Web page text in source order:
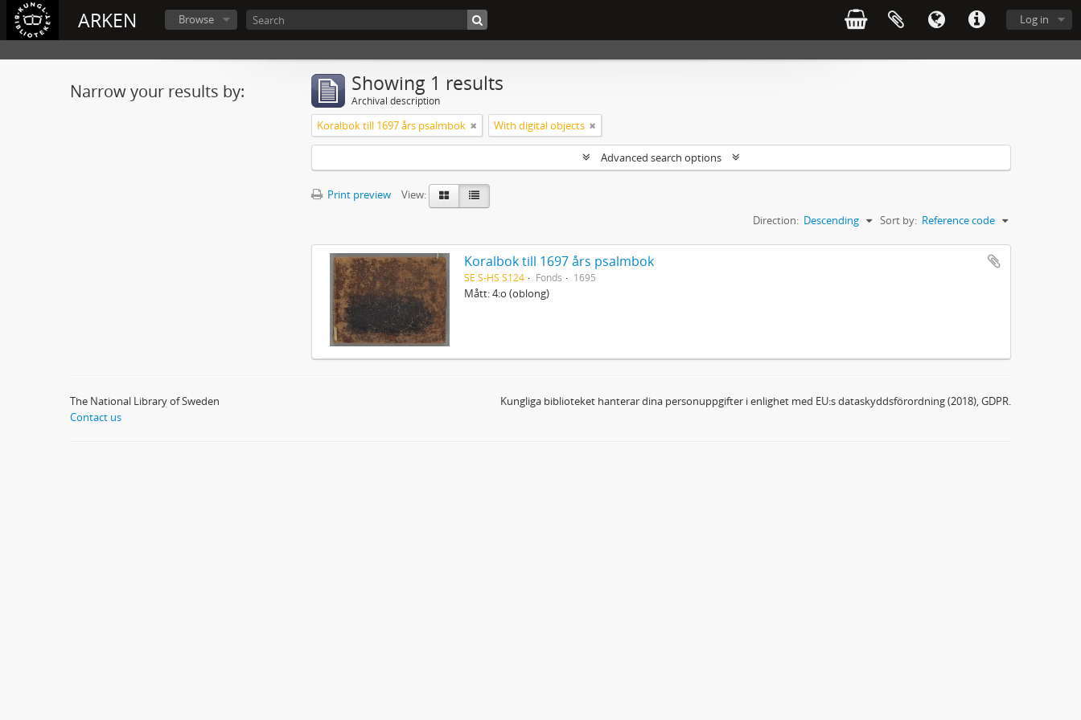
ARKEN Log in
Browse
Narrow your results by: Showing 1 results
Archival description
Koralbok till 1697 års psalmbok With digital objects
Advanced search options
Print preview
View:
Sort by: Reference code
Direction: Descending
Koralbok till 1697 års psalmbok
SE S-HS S124 Fonds 1695
Mått: 4:o (oblong)
The National Library of Sweden
Contact us
Kungliga biblioteket hanterar dina personuppgifter i enlighet med EU:s dataskyddsförordning (2018), GDPR.